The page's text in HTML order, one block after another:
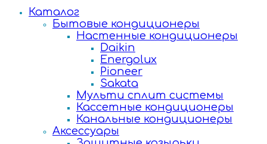
Каталог
Бытовые кондиционеры
Настенные кондиционеры
Daikin
Energolux
Pioneer
Sakata
Мульти сплит системы
Кассетные кондиционеры
Канальные кондиционеры
Аксессуары